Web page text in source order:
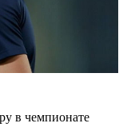
в чемпионате